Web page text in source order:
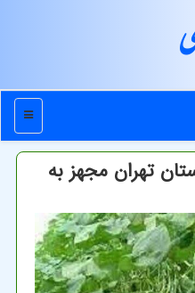
منو
تهران مجهز به